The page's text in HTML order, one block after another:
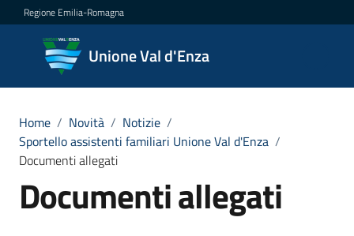
Vai al contenuto
Vai alla navigazione
Vai al footer
Regione Emilia-Romagna
Unione Val d'Enza
Unione
Val
Amministrazione
Novità
Home / Novità / Notizie /
Sportello assistenti familiari Unione Val d'Enza /
Documenti allegati
Documenti allegati